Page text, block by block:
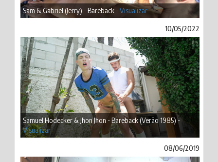
Sam & Gabriel (Jerry) - Bareback -Visualizar
10/05/2022
Samuel Hodecker & Jhon Jhon - Bareback (Verão 1985) -
Visualizar
08/06/2019